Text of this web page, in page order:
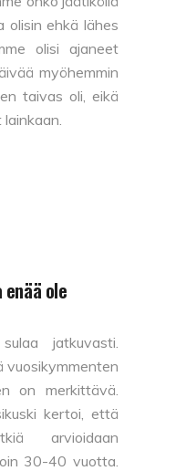
olisin ehkä lähes
olisi ajaneet
myöhemmin
taivas oli, eikä
ole
jatkuvasti.
vuosikymmenten
on merkittävä.
kertoi, että
arvioidaan
30-40 vuotta.